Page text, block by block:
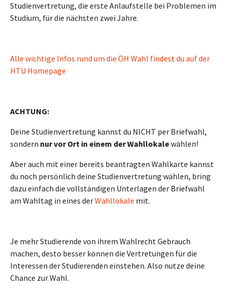
Studienvertretung, die erste Anlaufstelle bei Problemen im
Studium, für die nächsten zwei Jahre.
Alle wichtige Infos rund um die ÖH Wahl findest du auf der
HTU Homepage
ACHTUNG:
Deine Studienvertretung kannst du NICHT per Briefwahl,
sondern nur vor Ort in einem der Wahllokalewählen!
Aber auch mit einer bereits beantragten Wahlkarte kannst
du noch persönlich deine Studienvertretung wählen, bring
dazu einfach die vollständigen Unterlagen der Briefwahl
am Wahltag in eines derWahllokale mit.
Je mehr Studierende von ihrem Wahlrecht Gebrauch
machen, desto besser können die Vertretungen für die
Interessen der Studierenden einstehen. Also nutze deine
Chance zur Wahl.